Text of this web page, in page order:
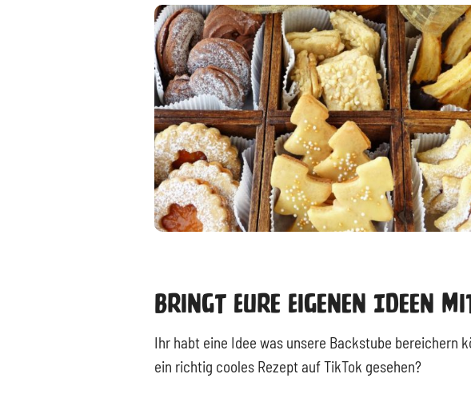
Bringt Eure Eigenen Ideen
Ihr habt eine Idee was unsere Backstube bereichern
ein richtig cooles Rezept auf TikTok gesehen?